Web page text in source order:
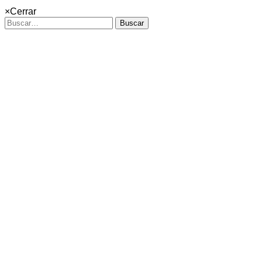
×Cerrar
Buscar